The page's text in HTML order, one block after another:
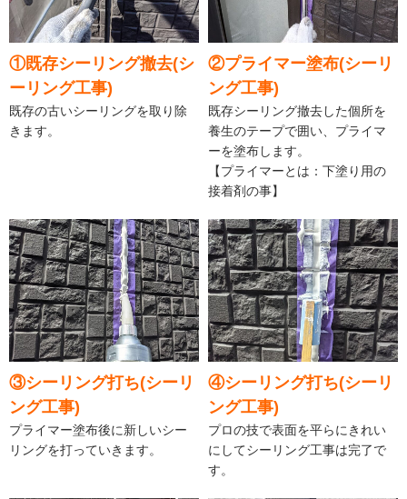
①既存シーリング撤去(シ
ーリング工事)
既存の古いシーリングを取り除
きます。
②プライマー塗布(シーリ
ング工事)
既存シーリング撤去した個所を
養生のテープで囲い、プライマ
ーを塗布します。
【プライマーとは：下塗り用の
接着剤の事】
③シーリング打ち(シーリ
ング工事)
プライマー塗布後に新しいシー
リングを打っていきます。
④シーリング打ち(シーリ
ング工事)
プロの技で表面を平らにきれい
にしてシーリング工事は完了で
す。